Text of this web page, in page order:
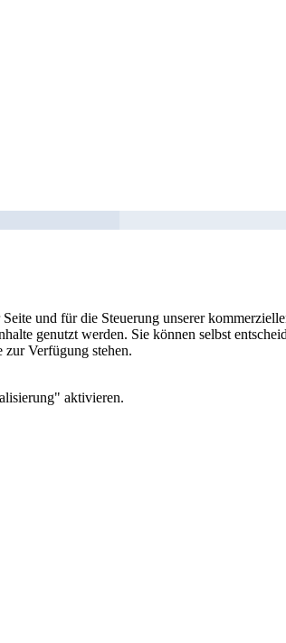
und für die Steuerung unserer
genutzt werden. Sie können selbst
Verfügung stehen.
aktivieren.